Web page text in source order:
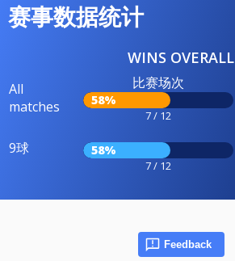
赛事数据统计
WINS OVERALL
All
matches
比赛场次
58%
7 / 12
9球 58%
7 / 12
Feedback